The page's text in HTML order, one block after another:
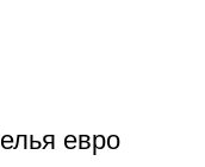
евро